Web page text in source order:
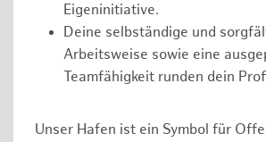
Eigeninitiative.
Deine selbständige und
Arbeitsweise sowie eine
Teamfähigkeit runden dein
Unser Hafen ist ein Symbol für